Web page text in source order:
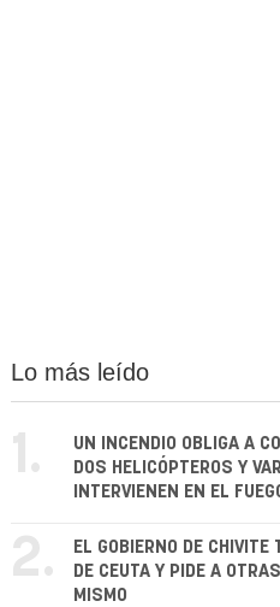
Lo más leído
1.
UN INCENDIO OBLIGA A
DOS HELICÓPTEROS Y
INTERVIENEN EN EL
2.
EL GOBIERNO DE
DE CEUTA Y PIDE A
MISMO